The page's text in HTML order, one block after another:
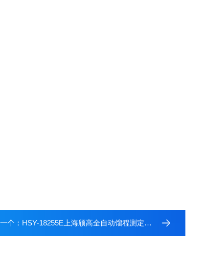
个： HSY-18255E上海颀高全自动馏程测定装置